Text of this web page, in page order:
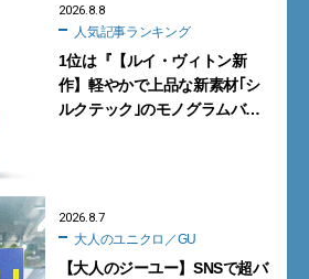
2026.8.8
人気記事ランキング
1位は『【ルイ・ヴィトン新
作】軽やかで上品な新素材｢シ
ルクテック｣のモノグラムバッ
2026.8.7
大人のユニクロ／GU
【大人のジーユー】SNSで超バ